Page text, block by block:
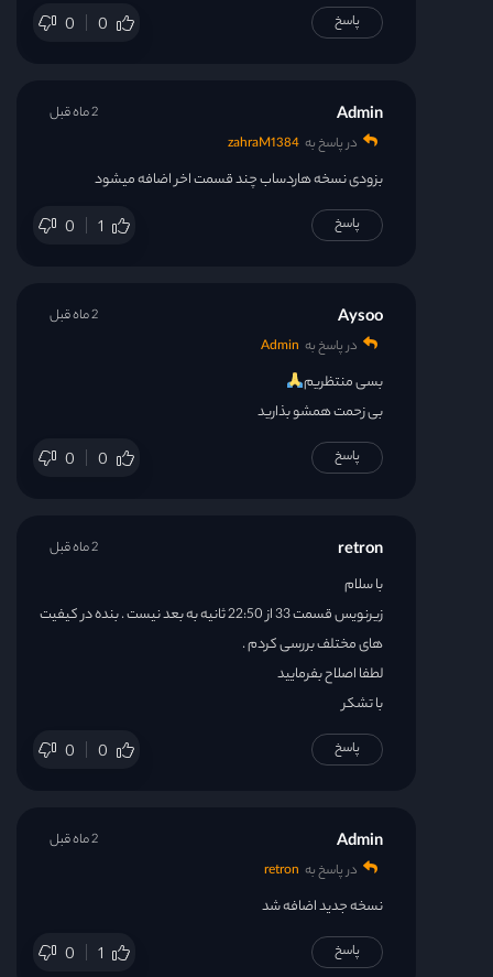
0 0 پاسخ
Admin
در پاسخ به zahraM1384
بزودی نسخه هاردساب چند قسمت اخر اضافه میشود
0 1
2 ماه قبل
پاسخ
Aysoo
در پاسخ به Admin
بسی منتظریم
بی زحمت همشو بذارید
0 0
2 ماه قبل
پاسخ
retron
با سلام
زیرنویس قسمت 33 از 22:50 ثانیه به بعد نیست . بنده در کیفیت
های مختلف بررسی کردم .
لطفا اصلاح بفرمایید
با تشکر
0 0
2 ماه قبل
پاسخ
Admin
در پاسخ به retron
نسخه جدید اضافه شد
0 1
2 ماه قبل
پاسخ